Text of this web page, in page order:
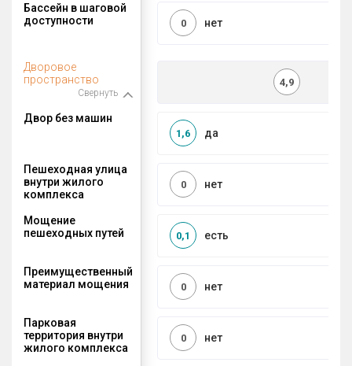
Бассейн в шаговой
доступности
нет
0
Дворовое
пространство
Свернуть
4,9
Двор без машин
да
1,6
Пешеходная улица
внутри жилого
комплекса
нет
0
Мощение
пешеходных путей
есть
0,1
Преимущественный
материал мощения
нет
0
Парковая
территория внутри
жилого комплекса
нет
0